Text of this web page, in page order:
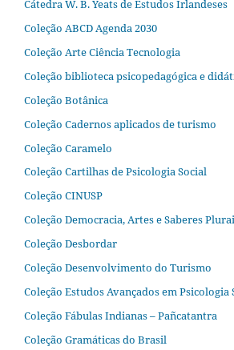
Cátedra W. B. Yeats de Estudos Irlandeses
Coleção ABCD Agenda 2030
Coleção Arte Ciência Tecnologia
Coleção biblioteca psicopedagógica e
Coleção Botânica
Coleção Cadernos aplicados de turismo
Coleção Caramelo
Coleção Cartilhas de Psicologia Social
Coleção CINUSP
Coleção Democracia, Artes e Saberes
Coleção Desbordar
Coleção Desenvolvimento do Turismo
Coleção Estudos Avançados em Psicologia
Coleção Fábulas Indianas – Pañcatantra
Coleção Gramáticas do Brasil